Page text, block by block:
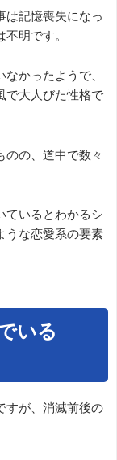
は記憶喪失になっ
明です。
かったようで、
で大人びた性格で
のの、道中で数々
ているとわかるシ
うな恋愛系の要素
いる
すが、消滅前後の